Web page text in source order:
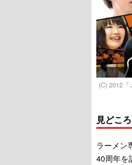
(C) 2012『
見どころ
ラーメン
40周年を